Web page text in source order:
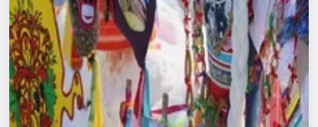
Площадки
Артисты
Рейтинги